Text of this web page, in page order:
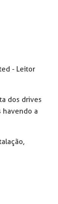
- Leitor
dos drives
havendo a